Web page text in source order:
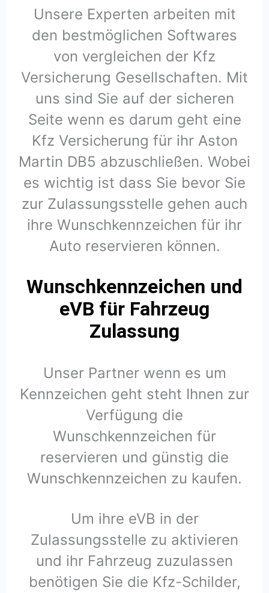
Unsere Experten arbeiten mit
den bestmöglichen Softwares
von vergleichen der Kfz
Versicherung Gesellschaften. Mit
uns sind Sie auf der sicheren
Seite wenn es darum geht eine
Kfz Versicherung für ihr Aston
Martin DB5 abzuschließen. Wobei
es wichtig ist dass Sie bevor Sie
zur Zulassungsstelle gehen auch
ihre Wunschkennzeichen für ihr
Auto reservieren können.
Wunschkennzeichen und
eVB für Fahrzeug
Zulassung
Unser Partner wenn es um
Kennzeichen geht steht Ihnen zur
Verfügung die
Wunschkennzeichen für
reservieren und günstig die
Wunschkennzeichen zu kaufen.
Um ihre eVB in der
Zulassungsstelle zu aktivieren
und ihr Fahrzeug zuzulassen
benötigen Sie die Kfz-Schilder,